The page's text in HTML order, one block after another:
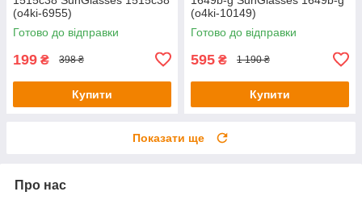
(o4ki-6955)
Готово до відправки
199 ₴ 398 ₴
Купити
(o4ki-10149)
Готово до відправки
595 ₴ 1 190 ₴
Купити
Показати ще
Про нас